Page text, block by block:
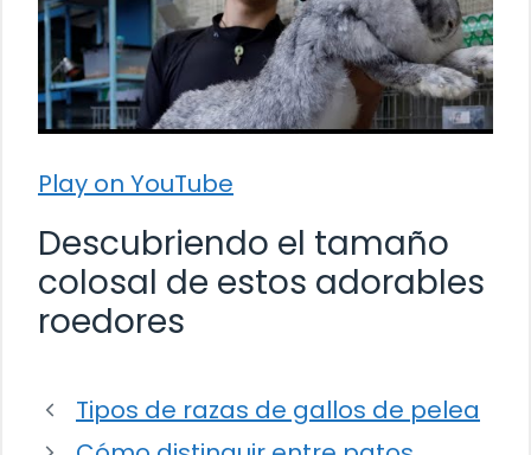
Play on YouTube
Descubriendo el tamaño
colosal de estos adorables
roedores
Tipos de razas de gallos de pelea